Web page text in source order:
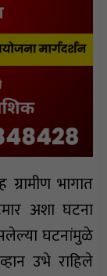
भागात
अशा घटना
घटनांमुळे
उभे राहिले